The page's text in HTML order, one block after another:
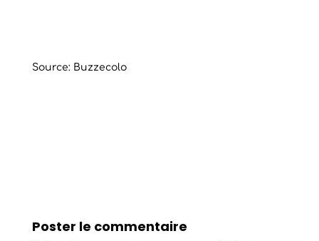
Source: Buzzecolo
Poster le commentaire